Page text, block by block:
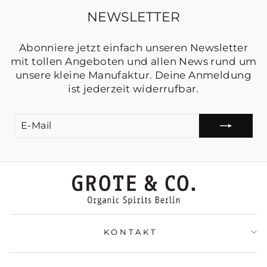
NEWSLETTER
mit tollen Angeboten und allen News rund um
unsere kleine Manufaktur. Deine Anmeldung
MAIL